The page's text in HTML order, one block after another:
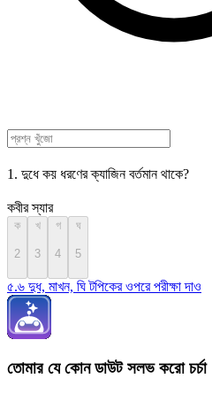
1. দুধে কয় ধরণের ক্যাজিন বর্তমান থাকে?
কবীর স্যার
ক
2
খ
3
গ
4
ঘ
5
৫.৬ দুধ, মাখন, ঘি টপিকের ওপরে পরীক্ষা দাও
তোমার যে কোন ডাউট সলভ করো চর্চা